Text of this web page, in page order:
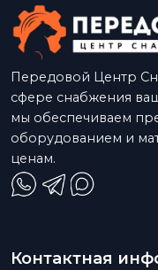
Передовой Центр
сфере снабжения
мы обеспечиваем
оборудованием и
ценам.
Контактная